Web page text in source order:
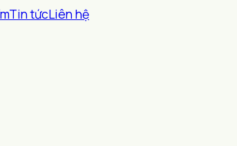
Tin tứcLiên hệ